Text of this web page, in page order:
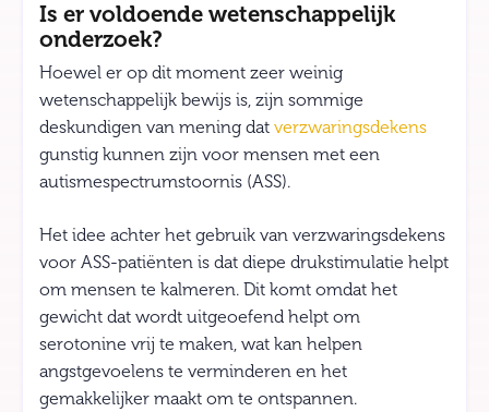
Is er voldoende wetenschappelijk
onderzoek?
Hoewel er op dit moment zeer weinig
wetenschappelijk bewijs is, zijn sommige
deskundigen van mening dat verzwaringsdekens
gunstig kunnen zijn voor mensen met een
autismespectrumstoornis (ASS).
Het idee achter het gebruik van verzwaringsdekens
voor ASS-patiënten is dat diepe drukstimulatie helpt
om mensen te kalmeren. Dit komt omdat het
gewicht dat wordt uitgeoefend helpt om
serotonine vrij te maken, wat kan helpen
angstgevoelens te verminderen en het
gemakkelijker maakt om te ontspannen.